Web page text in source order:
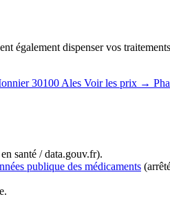
également dispenser vos
30100 Ales Voir les prix →
santé / data.gouv.fr).
publique des médicaments